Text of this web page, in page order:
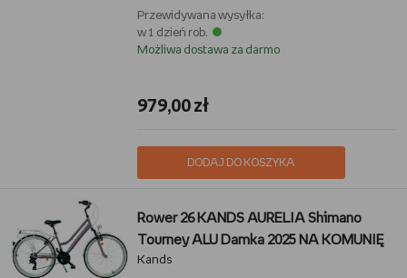
Przewidywana wysyłka:
w 1 dzień rob.
Możliwa dostawa za darmo
979,00 zł
DODAJ DO KOSZYKA
Rower 26 KANDS AURELIA Shimano
Tourney ALU Damka 2025 NA KOMUNIĘ
Kands